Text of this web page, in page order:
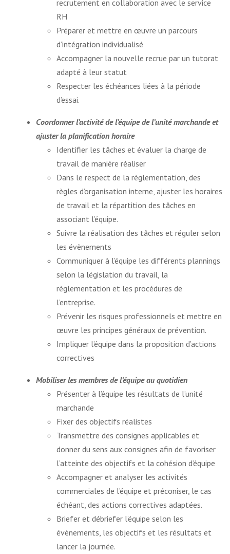
recrutement en collaboration avec le service
RH
Préparer et mettre en œuvre un parcours
d’intégration individualisé
Accompagner la nouvelle recrue par un tutorat
adapté à leur statut
Respecter les échéances liées à la période
d’essai.
Coordonner l’activité de l’équipe de l’unité marchande et
ajuster la planification horaire
Identifier les tâches et évaluer la charge de
travail de manière réaliser
Dans le respect de la règlementation, des
règles d’organisation interne, ajuster les horaires
de travail et la répartition des tâches en
associant l’équipe.
Suivre la réalisation des tâches et réguler selon
les évènements
Communiquer à l’équipe les différents plannings
selon la législation du travail, la
règlementation et les procédures de
l’entreprise.
Prévenir les risques professionnels et mettre en
œuvre les principes généraux de prévention.
Impliquer l’équipe dans la proposition d’actions
correctives
Mobiliser les membres de l’équipe au quotidien
Présenter à l’équipe les résultats de l’unité
marchande
Fixer des objectifs réalistes
Transmettre des consignes applicables et
donner du sens aux consignes afin de favoriser
l’atteinte des objectifs et la cohésion d’équipe
Accompagner et analyser les activités
commerciales de l’équipe et préconiser, le cas
échéant, des actions correctives adaptées.
Briefer et débriefer l’équipe selon les
évènements, les objectifs et les résultats et
lancer la journée.